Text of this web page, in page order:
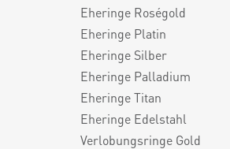
Eheringe Roségold
Eheringe Platin
Eheringe Silber
Eheringe Palladium
Eheringe Titan
Eheringe Edelstahl
Verlobungsringe Gold